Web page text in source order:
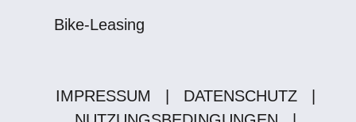
Bike-Leasing
IMPRESSUM DATENSCHUTZ